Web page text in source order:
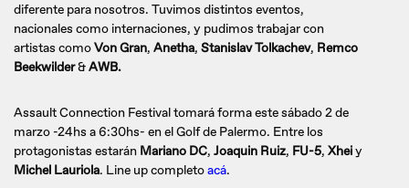
diferente para nosotros. Tuvimos distintos eventos,
nacionales como internaciones, y pudimos trabajar con
artistas comoVon Gran, Anetha, Stanislav Tolkachev, Remco
Beekwilder&AWB.
Assault Connection Festival tomará forma este sábado 2 de
marzo -24hs a 6:30hs- en el Golf de Palermo. Entre los
protagonistas estarán Mariano DC, Joaquin Ruiz, FU-5, Xheiy
Michel Lauriola. Line up completoacá.